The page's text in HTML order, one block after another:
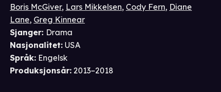
Boris McGiver, Lars Mikkelsen, Cody Fern, Diane
Lane, Greg Kinnear
Sjanger: Drama
Nasjonalitet: USA
Språk: Engelsk
Produksjonsår: 2013–2018